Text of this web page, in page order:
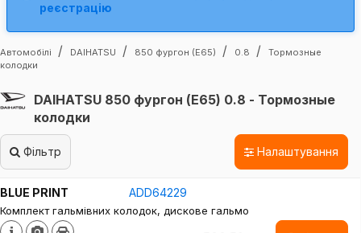
реєстрацію
Автомобілі DAIHATSU 850 фургон (E65) 0.8
Тормозные
колодки
DAIHATSU 850 фургон (E65) 0.8 - Тормозные
колодки
Фільтр Налаштування
BLUE PRINT ADD64229
Комплект гальмівних колодок, дискове гальмо